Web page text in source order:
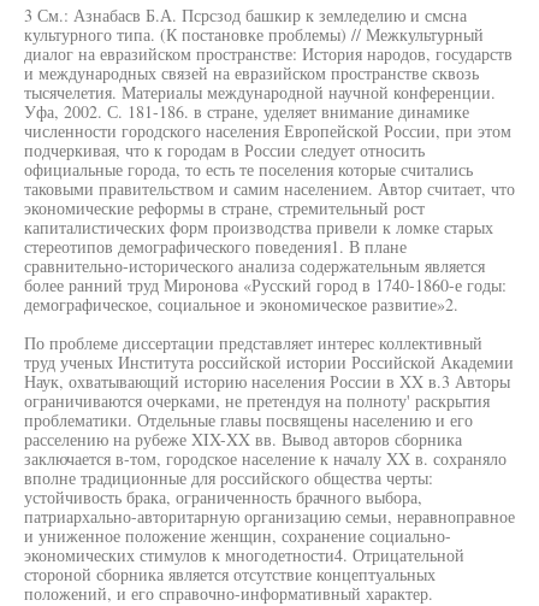
3 См.: Азнабасв Б.А. Псрсзод башкир к земледелию и смсна
культурного типа. (К постановке проблемы) // Межкультурный
диалог на евразийском пространстве: История народов, государств
и международных связей на евразийском пространстве сквозь
тысячелетия. Материалы международной научной конференции.
Уфа, 2002. С. 181-186. в стране, уделяет внимание динамике
численности городского населения Европейской России, при этом
подчеркивая, что к городам в России следует относить
официальные города, то есть те поселения которые считались
таковыми правительством и самим населением. Автор считает, что
экономические реформы в стране, стремительный рост
капиталистических форм производства привели к ломке старых
стереотипов демографического поведения1. В плане
сравнительно-исторического анализа содержательным является
более ранний труд Миронова «Русский город в 1740-1860-е годы:
демографическое, социальное и экономическое развитие»2.
По проблеме диссертации представляет интерес коллективный
труд ученых Института российской истории Российской Академии
Наук, охватывающий историю населения России в XX в.3 Авторы
ограничиваются очерками, не претендуя на полноту' раскрытия
проблематики. Отдельные главы посвящены населению и его
расселению на рубеже XIX-XX вв. Вывод авторов сборника
заключается в-том, городское население к началу XX в. сохраняло
вполне традиционные для российского общества черты:
устойчивость брака, ограниченность брачного выбора,
патриархально-авторитарную организацию семьи, неравноправное
и униженное положение женщин, сохранение социально-
экономических стимулов к многодетности4. Отрицательной
стороной сборника является отсутствие концептуальных
положений, и его справочно-информативный характер.